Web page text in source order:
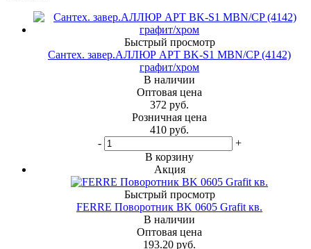
Быстрый просмотр
Сантех. завер.АЛЛЮР АРТ BK-S1 MBN/CP (4142)
графит/хром
В наличии
Оптовая цена
372 руб.
Розничная цена
410 руб.
-
+
В корзину
Акция
Быстрый просмотр
FERRE Поворотник BK 0605 Grafit кв.
В наличии
Оптовая цена
193.20 руб.